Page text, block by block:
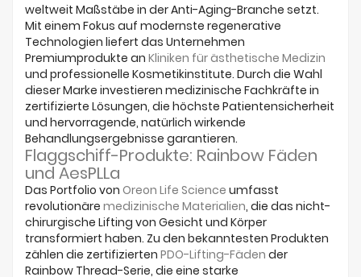
Hersteller
weltweit Maßstäbe in der Anti-Aging-Branche setzt.
Mit einem Fokus auf modernste regenerative
Technologien liefert das Unternehmen
Premiumprodukte an Kliniken für ästhetische Medizin
und professionelle Kosmetikinstitute. Durch die Wahl
dieser Marke investieren medizinische Fachkräfte in
zertifizierte Lösungen, die höchste Patientensicherheit
und hervorragende, natürlich wirkende
Behandlungsergebnisse garantieren.
Flaggschiff-Produkte: Rainbow Fäden
und AesPLLa
Das Portfolio von Oreon Life Science umfasst
revolutionäre medizinische Materialien, die das nicht-
chirurgische Lifting von Gesicht und Körper
transformiert haben. Zu den bekanntesten Produkten
zählen die zertifizierten PDO-Lifting-Fäden der
Rainbow Thread-Serie, die eine starke